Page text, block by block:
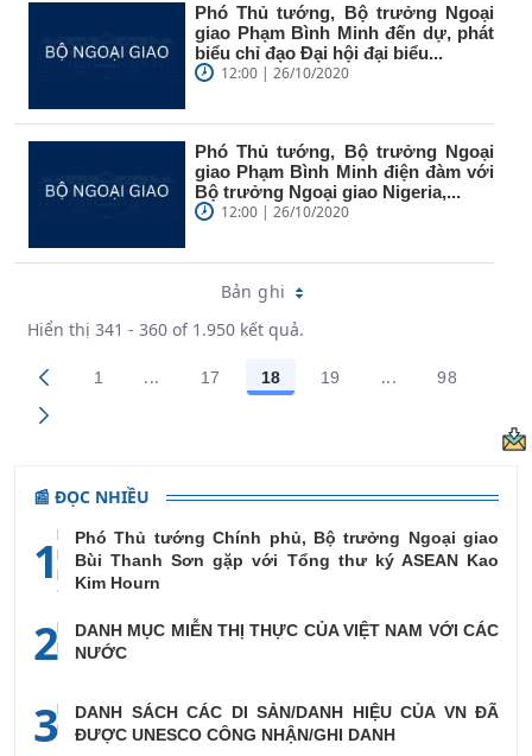
Phó Thủ tướng, Bộ trưởng Ngoại
giao Phạm Bình Minh đến dự, phát
biểu chỉ đạo Đại hội đại biểu...
12:00 | 26/10/2020
Phó Thủ tướng, Bộ trưởng Ngoại
giao Phạm Bình Minh điện đàm với
Bộ trưởng Ngoại giao Nigeria,...
12:00 | 26/10/2020
Bản ghi
Hiển thị 341 - 360 of 1.950 kết quả.
Các trang trên cổng
1 ...Trang trung gian Use TAB to navigate.
Các trang trên cổng
17 Các trang trên cổng
18 Các trang trên cổng
19 ...Trang trung
Các
98
📰 ĐỌC NHIỀU
1
Phó Thủ tướng Chính phủ, Bộ trưởng Ngoại giao
Bùi Thanh Sơn gặp với Tổng thư ký ASEAN Kao
Kim Hourn
2
DANH MỤC MIỄN THỊ THỰC CỦA VIỆT NAM VỚI CÁC
NƯỚC
3
DANH SÁCH CÁC DI SẢN/DANH HIỆU CỦA VN ĐÃ
ĐƯỢC UNESCO CÔNG NHẬN/GHI DANH